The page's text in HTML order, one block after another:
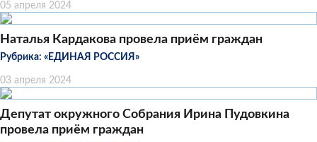
05 апреля 2024
Наталья Кардакова провела приём граждан
Рубрика: «ЕДИНАЯ РОССИЯ»
03 апреля 2024
Депутат окружного Собрания Ирина Пудовкина
провела приём граждан